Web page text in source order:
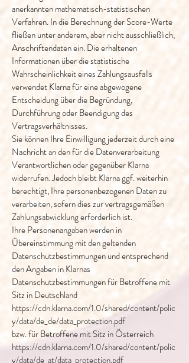
anerkannten mathematisch-statistischen
Verfahren. In die Berechnung der Score-Werte
fließen unter anderem, aber nicht ausschließlich,
Anschriftendaten ein. Die erhaltenen
Informationen über die statistische
Wahrscheinlichkeit eines Zahlungsausfalls
verwendet Klarna für eine abgewogene
Entscheidung über die Begründung,
Durchführung oder Beendigung des
Vertragsverhältnisses.
Sie können Ihre Einwilligung jederzeit durch eine
Nachricht an den für die Datenverarbeitung
Verantwortlichen oder gegenüber Klarna
widerrufen. Jedoch bleibt Klarna ggf. weiterhin
berechtigt, Ihre personenbezogenen Daten zu
verarbeiten, sofern dies zur vertragsgemäßen
Zahlungsabwicklung erforderlich ist.
Ihre Personenangaben werden in
Übereinstimmung mit den geltenden
Datenschutzbestimmungen und entsprechend
den Angaben in Klarnas
Datenschutzbestimmungen für Betroffene mit
Sitz in Deutschland
https://cdn.klarna.com/1.0/shared/content/polic
y/data/de_de/data_protection.pdf
bzw. für Betroffene mit Sitz in Österreich
https://cdn.klarna.com/1.0/shared/content/polic
y/data/de_at/data_protection.pdf